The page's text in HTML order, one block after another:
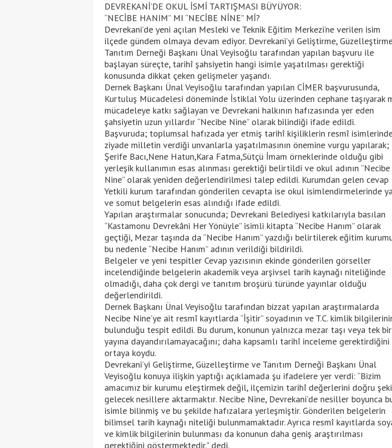
DEVREKANİ’DE OKUL İSMİ TARTIŞMASI BÜYÜYOR:
“NECİBE HANIM” MI “NECİBE NİNE” Mİ?
Devrekani’de yeni açılan Mesleki ve Teknik Eğitim Merkezi’ne verilen isim
ilçede gündem olmaya devam ediyor. Devrekani’yi Geliştirme,
Tanıtım Derneği Başkanı Ünal Veyisoğlu tarafından yapılan başvuru ile
başlayan süreçte, tarihî şahsiyetin hangi isimle yaşatılması gerektiği
konusunda dikkat çeken gelişmeler yaşandı.
Dernek Başkanı Ünal Veyisoğlu tarafından yapılan CİMER başvurusunda,
Kurtuluş Mücadelesi döneminde İstiklal Yolu üzerinden cephane taşıyarak
mücadeleye katkı sağlayan ve Devrekani halkının hafızasında yer eden
şahsiyetin uzun yıllardır “Necibe Nine” olarak bilindiği ifade edildi.
Başvuruda; toplumsal hafızada yer etmiş tarihî kişiliklerin resmî
ziyade milletin verdiği unvanlarla yaşatılmasının önemine vurgu yapılarak;
Şerife Bacı,Nene Hatun,Kara Fatma,Sütçü İmam örneklerinde olduğu gibi
yerleşik kullanımın esas alınması gerektiği belirtildi ve okul adının “Necibe
Nine” olarak yeniden değerlendirilmesi talep edildi. Kurumdan gelen cevap
Yetkili kurum tarafından gönderilen cevapta ise okul isimlendirmelerinde
ve somut belgelerin esas alındığı ifade edildi.
Yapılan araştırmalar sonucunda; Devrekani Belediyesi katkılarıyla basılan
“Kastamonu Devrekâni Her Yönüyle” isimli kitapta “Necibe Hanım” olarak
geçtiği, Mezar taşında da “Necibe Hanım” yazdığı belirtilerek eğitim
bu nedenle “Necibe Hanım” adının verildiği bildirildi.
Belgeler ve yeni tespitler Cevap yazısının ekinde gönderilen görseller
incelendiğinde belgelerin akademik veya arşivsel tarih kaynağı niteliğinde
olmadığı, daha çok dergi ve tanıtım broşürü türünde yayınlar olduğu
değerlendirildi.
Dernek Başkanı Ünal Veyisoğlu tarafından bizzat yapılan araştırmalarda
Necibe Nine’ye ait resmî kayıtlarda “İşitir” soyadının ve T.C. kimlik
bulunduğu tespit edildi. Bu durum, konunun yalnızca mezar taşı veya tek bir
yayına dayandırılamayacağını; daha kapsamlı tarihî inceleme gerektirdiğini
ortaya koydu.
Devrekani’yi Geliştirme, Güzelleştirme ve Tanıtım Derneği Başkanı Ünal
Veyisoğlu konuya ilişkin yaptığı açıklamada şu ifadelere yer verdi: “Bizim
amacımız bir kurumu eleştirmek değil, ilçemizin tarihî değerlerini doğru
gelecek nesillere aktarmaktır. Necibe Nine, Devrekani’de nesiller boyunca
isimle bilinmiş ve bu şekilde hafızalara yerleşmiştir. Gönderilen belgelerin
bilimsel tarih kaynağı niteliği bulunmamaktadır. Ayrıca resmî kayıtlarda
ve kimlik bilgilerinin bulunması da konunun daha geniş araştırılması
gerektiğini göstermektedir." dedi.